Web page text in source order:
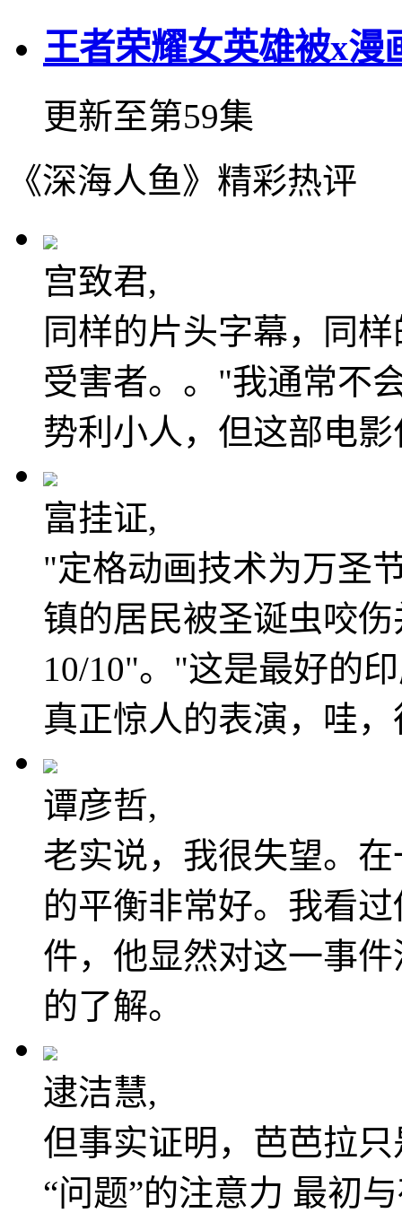
王者荣耀女英雄被x漫
更新至第59集
《深海人鱼》精彩热评
宫致君,
同样的片头字幕，同
受害者。。"我通常不
势利小人，但这部电
富挂证,
"定格动画技术为万圣
镇的居民被圣诞虫咬
10/10"。"这是最好的
真正惊人的表演，哇
谭彦哲,
老实说，我很失望。
的平衡非常好。我看
件，他显然对这一事
的了解。
逮洁慧,
但事实证明，芭芭拉
“问题”的注意力 最初